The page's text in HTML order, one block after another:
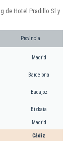
de Hotel Pradillo Sl y
Provincia
Madrid
Barcelona
Badajoz
Bizkaia
Madrid
Cádiz